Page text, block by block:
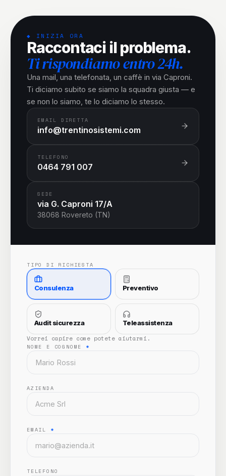
◆ INIZIA ORA
Raccontaci il problema.
Ti rispondiamo entro 24h.
Una mail, una telefonata, un caffè in via Caproni.
Ti diciamo subito se siamo la squadra giusta — e
se non lo siamo, te lo diciamo lo stesso.
EMAIL DIRETTA
info@trentinosistemi.com
TELEFONO
0464 791 007
SEDE
via G. Caproni 17/A
38068 Rovereto (TN)
TIPO DI RICHIESTA
Consulenza Preventivo
Audit sicurezza
Teleassistenza
Vorrei capire come potete aiutarmi.
NOME E COGNOME *
AZIENDA
EMAIL *
TELEFONO